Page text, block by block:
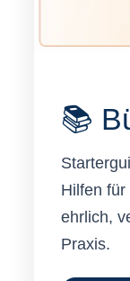
📚
Hilfen
ehrlich,
Praxis.